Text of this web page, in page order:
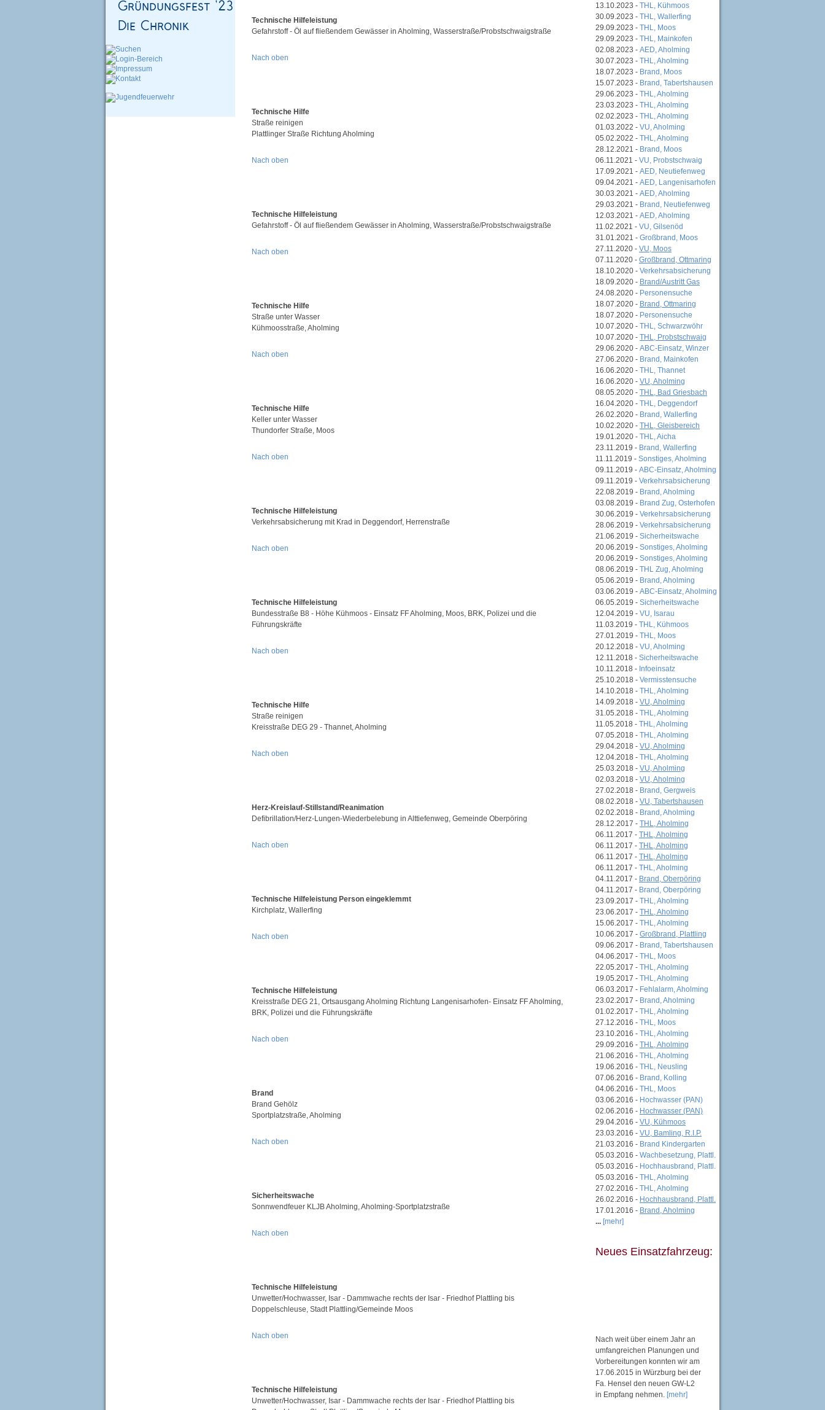
Technische Hilfeleistung
Gefahrstoff - Öl auf fließendem Gewässer in Aholming, Wasserstraße/Probstschwaigstraße
Nach oben
Technische Hilfe
Straße reinigen
Plattlinger Straße Richtung Aholming
Nach oben
Technische Hilfeleistung
Gefahrstoff - Öl auf fließendem Gewässer in Aholming, Wasserstraße/Probstschwaigstraße
Nach oben
Technische Hilfe
Straße unter Wasser
Kühmoosstraße, Aholming
Nach oben
Technische Hilfe
Keller unter Wasser
Thundorfer Straße, Moos
Nach oben
Technische Hilfeleistung
Verkehrsabsicherung mit Krad in Deggendorf, Herrenstraße
Nach oben
Technische Hilfeleistung
Bundesstraße B8 - Höhe Kühmoos - Einsatz FF Aholming, Moos, BRK, Polizei und die
Führungskräfte
Nach oben
Technische Hilfe
Straße reinigen
Kreisstraße DEG 29 - Thannet, Aholming
Nach oben
Herz-Kreislauf-Stillstand/Reanimation
Defibrillation/Herz-Lungen-Wiederbelebung in Alttiefenweg, Gemeinde Oberpöring
Nach oben
Technische Hilfeleistung Person eingeklemmt
Kirchplatz, Wallerfing
Nach oben
Technische Hilfeleistung
Kreisstraße DEG 21, Ortsausgang Aholming Richtung Langenisarhofen- Einsatz FF Aholming,
BRK, Polizei und die Führungskräfte
Nach oben
Brand
Brand Gehölz
Sportplatzstraße, Aholming
Nach oben
Sicherheitswache
Sonnwendfeuer KLJB Aholming, Aholming-Sportplatzstraße
Nach oben
Technische Hilfeleistung
Unwetter/Hochwasser, Isar - Dammwache rechts der Isar - Friedhof Plattling bis
Doppelschleuse, Stadt Plattling/Gemeinde Moos
Nach oben
Technische Hilfeleistung
Unwetter/Hochwasser, Isar - Dammwache rechts der Isar - Friedhof Plattling bis
13.10.2023 - THL, Kühmoos
30.09.2023 - THL, Wallerfing
29.09.2023 - THL, Moos
29.09.2023 - THL, Mainkofen
02.08.2023 - AED, Aholming
30.07.2023 - THL, Aholming
18.07.2023 - Brand, Moos
15.07.2023 - Brand, Tabertshausen
29.06.2023 - THL, Aholming
23.03.2023 - THL, Aholming
02.02.2023 - THL, Aholming
01.03.2022 - VU, Aholming
05.02.2022 - THL, Aholming
28.12.2021 - Brand, Moos
06.11.2021 - VU, Probstschwaig
17.09.2021 - AED, Neutiefenweg
09.04.2021 - AED, Langenisarhofen
30.03.2021 - AED, Aholming
29.03.2021 - Brand, Neutiefenweg
12.03.2021 - AED, Aholming
11.02.2021 - VU, Gilsenöd
31.01.2021 - Großbrand, Moos
27.11.2020 - VU, Moos
07.11.2020 - Großbrand, Ottmaring
18.10.2020 - Verkehrsabsicherung
18.09.2020 - Brand/Austritt Gas
24.08.2020 - Personensuche
18.07.2020 - Brand, Ottmaring
18.07.2020 - Personensuche
10.07.2020 - THL, Schwarzwöhr
10.07.2020 - THL, Probstschwaig
29.06.2020 - ABC-Einsatz, Winzer
27.06.2020 - Brand, Mainkofen
16.06.2020 - THL, Thannet
16.06.2020 - VU, Aholming
08.05.2020 - THL, Bad Griesbach
16.04.2020 - THL, Deggendorf
26.02.2020 - Brand, Wallerfing
10.02.2020 - THL, Gleisbereich
19.01.2020 - THL, Aicha
23.11.2019 - Brand, Wallerfing
11.11.2019 - Sonstiges, Aholming
09.11.2019 - ABC-Einsatz, Aholming
09.11.2019 - Verkehrsabsicherung
22.08.2019 - Brand, Aholming
03.08.2019 - Brand Zug, Osterhofen
30.06.2019 - Verkehrsabsicherung
28.06.2019 - Verkehrsabsicherung
21.06.2019 - Sicherheitswache
20.06.2019 - Sonstiges, Aholming
20.06.2019 - Sonstiges, Aholming
08.06.2019 - THL Zug, Aholming
05.06.2019 - Brand, Aholming
03.06.2019 - ABC-Einsatz, Aholming
06.05.2019 - Sicherheitswache
12.04.2019 - VU, Isarau
11.03.2019 - THL, Kühmoos
27.01.2019 - THL, Moos
20.12.2018 - VU, Aholming
12.11.2018 - Sicherheitswache
10.11.2018 - Infoeinsatz
25.10.2018 - Vermisstensuche
14.10.2018 - THL, Aholming
14.09.2018 - VU, Aholming
31.05.2018 - THL, Aholming
11.05.2018 - THL, Aholming
07.05.2018 - THL, Aholming
29.04.2018 - VU, Aholming
12.04.2018 - THL, Aholming
25.03.2018 - VU, Aholming
02.03.2018 - VU, Aholming
27.02.2018 - Brand, Gergweis
08.02.2018 - VU, Tabertshausen
02.02.2018 - Brand, Aholming
28.12.2017 - THL, Aholming
06.11.2017 - THL, Aholming
06.11.2017 - THL, Aholming
06.11.2017 - THL, Aholming
06.11.2017 - THL, Aholming
04.11.2017 - Brand, Oberpöring
04.11.2017 - Brand, Oberpöring
23.09.2017 - THL, Aholming
23.06.2017 - THL, Aholming
15.06.2017 - THL, Aholming
10.06.2017 - Großbrand, Plattling
09.06.2017 - Brand, Tabertshausen
04.06.2017 - THL, Moos
22.05.2017 - THL, Aholming
19.05.2017 - THL, Aholming
06.03.2017 - Fehlalarm, Aholming
23.02.2017 - Brand, Aholming
01.02.2017 - THL, Aholming
27.12.2016 - THL, Moos
23.10.2016 - THL, Aholming
29.09.2016 - THL, Aholming
21.06.2016 - THL, Aholming
19.06.2016 - THL, Neusling
07.06.2016 - Brand, Kolling
04.06.2016 - THL, Moos
03.06.2016 - Hochwasser (PAN)
02.06.2016 - Hochwasser (PAN)
29.04.2016 - VU, Kühmoos
23.03.2016 - VU, Bamling, R.I.P.
21.03.2016 - Brand Kindergarten
05.03.2016 - Wachbesetzung, Plattl.
05.03.2016 - Hochhausbrand, Plattl.
05.03.2016 - THL, Aholming
27.02.2016 - THL, Aholming
26.02.2016 - Hochhausbrand, Plattl.
17.01.2016 - Brand, Aholming
... [mehr]
Neues Einsatzfahrzeug:
Nach weit über einem Jahr an
umfangreichen Planungen und
Vorbereitungen konnten wir am
17.06.2015 in Würzburg bei der
Fa. Hensel den neuen GW-L2
in Empfang nehmen. [mehr]